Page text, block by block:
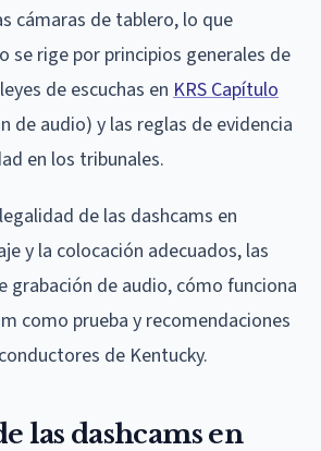
cámaras de tablero, lo que
se rige por principios generales de
de escuchas en KRS Capítulo
de audio) y las reglas de evidencia
en los tribunales.
de las dashcams en
y la colocación adecuados, las
grabación de audio, cómo funciona
como prueba y recomendaciones
de Kentucky.
las dashcams en